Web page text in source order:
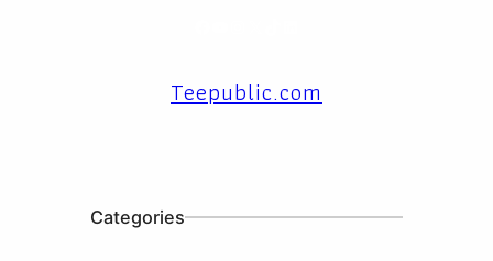
Teepublic.com
Categories